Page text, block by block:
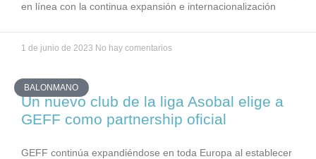
en línea con la continua expansión e internacionalización
1 de junio de 2023 No hay comentarios
BALONMANO
Un nuevo club de la liga Asobal elige a
GEFF como partnership oficial
GEFF continúa expandiéndose en toda Europa al establecer